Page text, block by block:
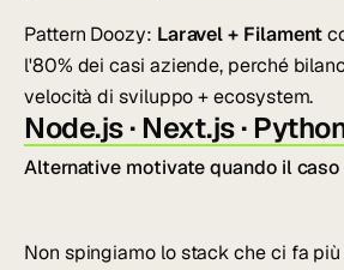
Pattern Doozy: Laravel + Filament
l'80% dei casi aziende, perché
velocità di sviluppo + ecosystem.
Node.js · Next.js ·
Alternative motivate quando il caso
Non spingiamo lo stack che ci fa più